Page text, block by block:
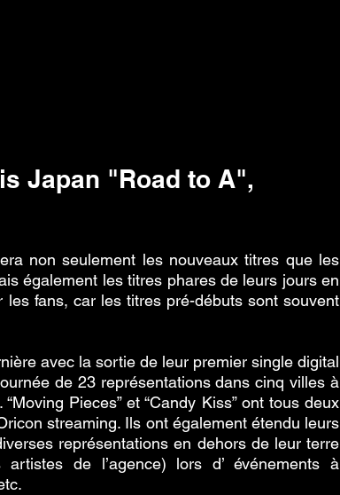
Japan "Road to A",
non seulement les nouveaux titres que les
également les titres phares de leurs jours en
fans, car les titres pré-débuts sont souvent
avec la sortie de leur premier single digital
de 23 représentations dans cinq villes à
Pieces” et “Candy Kiss” ont tous deux
streaming. Ils ont également étendu leurs
représentations en dehors de leur terre
de l’agence) lors d’ événements à